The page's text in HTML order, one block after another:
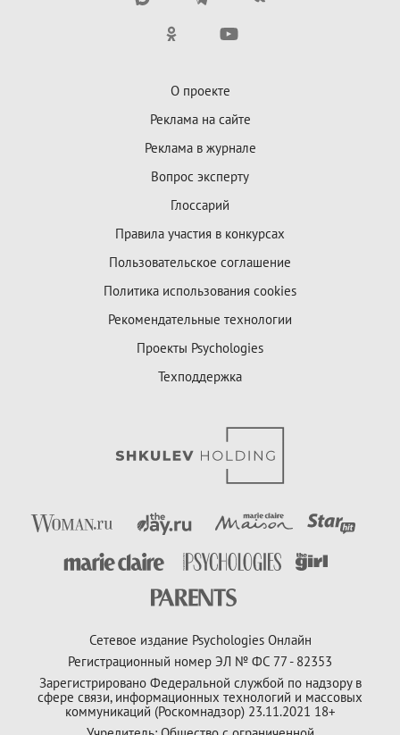
О проекте
Реклама на сайте
Реклама в журнале
Вопрос эксперту
Глоссарий
Правила участия в конкурсах
Пользовательское соглашение
Политика использования cookies
Рекомендательные технологии
Проекты Psychologies
Техподдержка
Сетевое издание Psychologies Онлайн
Регистрационный номер ЭЛ № ФС 77 - 82353
Зарегистрировано Федеральной службой по надзору в
сфере связи, информационных технологий и массовых
коммуникаций (Роскомнадзор) 23.11.2021 18+